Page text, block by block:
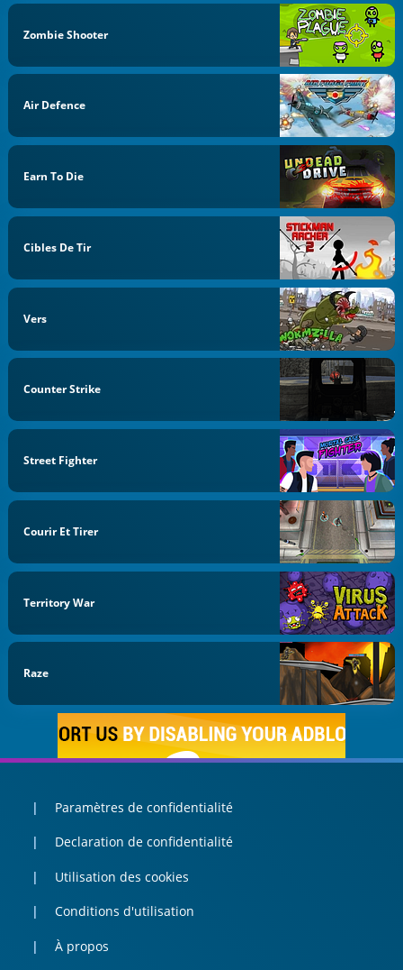
Zombie Shooter
Air Defence
Earn To Die
Cibles De Tir
Vers
Counter Strike
Street Fighter
Courir Et Tirer
Territory War
Raze
Paramètres de confidentialité
Declaration de confidentialité
Utilisation des cookies
Conditions d'utilisation
À propos